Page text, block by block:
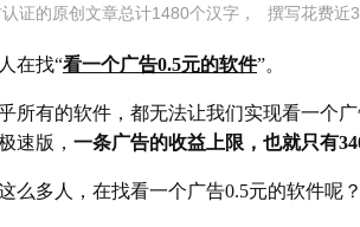
证的原创文章总计1480个汉字， 撰写花费近
在找“看一个广告0.5元的软件”。
所有的软件，都无法让我们实现看一个
速版， 一条广告的收益上限，也就只有
么多人，在找看一个广告0.5元的软件呢